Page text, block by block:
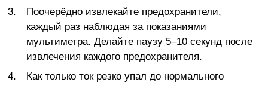
Поочерёдно извлекайте предохранители,
каждый раз наблюдая за показаниями
мультиметра. Делайте паузу 5–10 секунд после
извлечения каждого предохранителя.
Как только ток резко упал до нормального